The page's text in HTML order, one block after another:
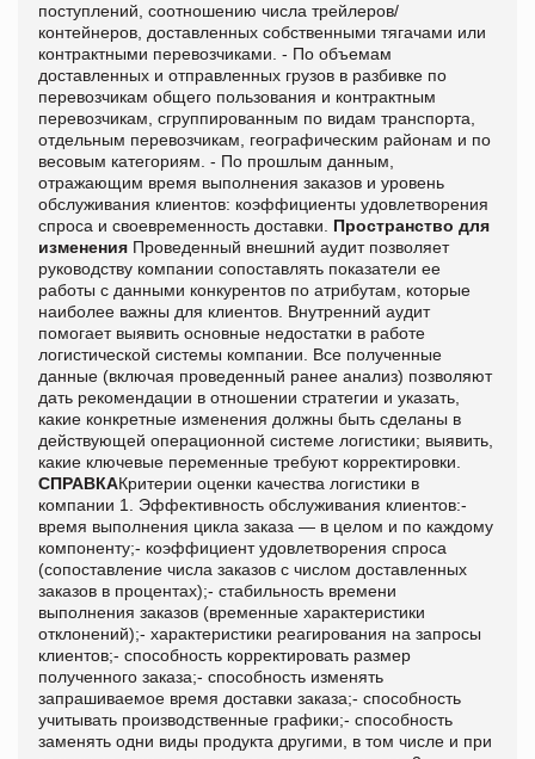
поступлений, соотношению числа трейлеров/
контейнеров, доставленных собственными тягачами или
контрактными перевозчиками. - По объемам
доставленных и отправленных грузов в разбивке по
перевозчикам общего пользования и контрактным
перевозчикам, сгруппированным по видам транспорта,
отдельным перевозчикам, географическим районам и по
весовым категориям. - По прошлым данным,
отражающим время выполнения заказов и уровень
обслуживания клиентов: коэффициенты удовлетворения
спроса и своевременность доставки. Пространство для
изменения Проведенный внешний аудит позволяет
руководству компании сопоставлять показатели ее
работы с данными конкурентов по атрибутам, которые
наиболее важны для клиентов. Внутренний аудит
помогает выявить основные недостатки в работе
логистической системы компании. Все полученные
данные (включая проведенный ранее анализ) позволяют
дать рекомендации в отношении стратегии и указать,
какие конкретные изменения должны быть сделаны в
действующей операционной системе логистики; выявить,
какие ключевые переменные требуют корректировки.
СПРАВКАКритерии оценки качества логистики в
компании 1. Эффективность обслуживания клиентов:-
время выполнения цикла заказа — в целом и по каждому
компоненту;- коэффициент удовлетворения спроса
(сопоставление числа заказов с числом доставленных
заказов в процентах);- стабильность времени
выполнения заказов (временные характеристики
отклонений);- характеристики реагирования на запросы
клиентов;- способность корректировать размер
полученного заказа;- способность изменять
запрашиваемое время доставки заказа;- способность
учитывать производственные графики;- способность
заменять одни виды продукта другими, в том числе и при